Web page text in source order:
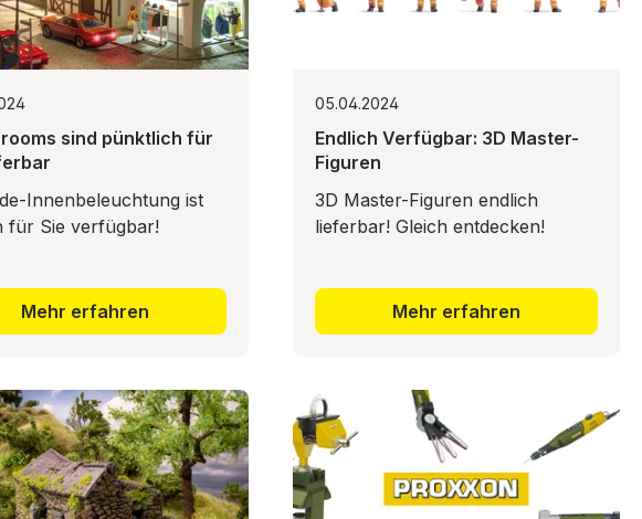
sind pünktlich für
Innenbeleuchtung ist
für Sie verfügbar!
Mehr erfahren
05.04.2024
Endlich Verfügbar: 3D Master-
Figuren
3D Master-Figuren endlich
lieferbar! Gleich entdecken!
Mehr erfahren